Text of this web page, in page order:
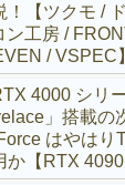
！【ツクモ /
ン工房 /
/ VSPEC】
4000 シリ
」搭載の
はやはり
か【RTX 4090